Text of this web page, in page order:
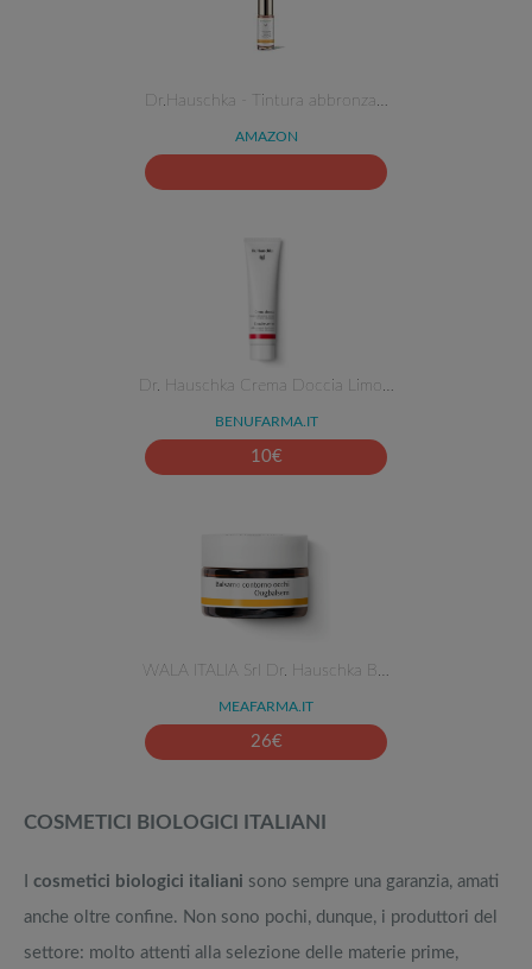
Dr.Hauschka - Tintura abbronza…
AMAZON
Dr. Hauschka Crema Doccia Limo…
BENUFARMA.IT
10€
WALA ITALIA Srl Dr. Hauschka B…
MEAFARMA.IT
26€
COSMETICI BIOLOGICI ITALIANI
cosmetici biologici italiani sono sempre una garanzia, amati
anche oltre confine. Non sono pochi, dunque, i produttori del
settore: molto attenti alla selezione delle materie prime,